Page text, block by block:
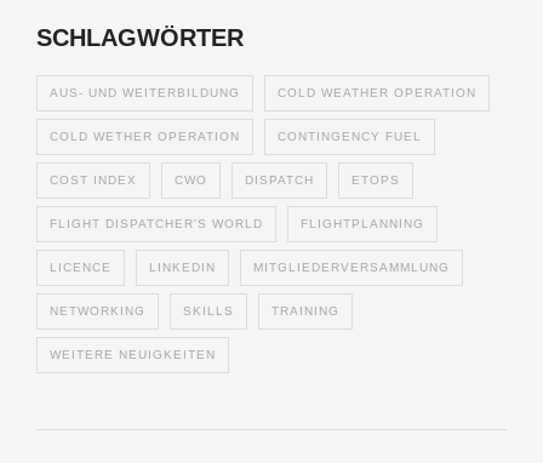
SCHLAGWÖRTER
AUS- UND WEITERBILDUNG COLD WEATHER OPERATION
COLD WETHER OPERATION CONTINGENCY FUEL
COST INDEX CWO DISPATCH ETOPS
FLIGHT DISPATCHER'S WORLD FLIGHTPLANNING
LICENCE LINKEDIN MITGLIEDERVERSAMMLUNG
NETWORKING SKILLS TRAINING
WEITERE NEUIGKEITEN